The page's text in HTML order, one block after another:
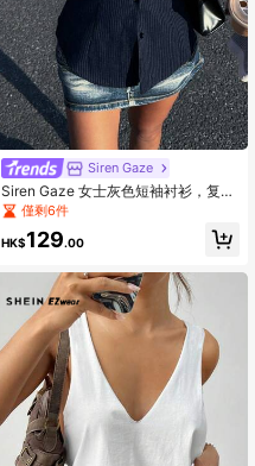
Siren Gaze
Siren Gaze 女士灰色短袖衬衫，复古
Y2K 风格腰部，日常通勤和办公室穿
着，春夏季
僅剩6件
HK$129.00